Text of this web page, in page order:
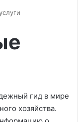
гид в мире
хозяйства.